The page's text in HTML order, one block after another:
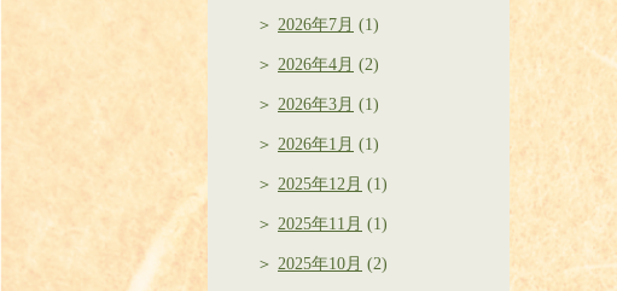
2026年7月 (1)
2026年4月 (2)
2026年3月 (1)
2026年1月 (1)
2025年12月 (1)
2025年11月 (1)
2025年10月 (2)